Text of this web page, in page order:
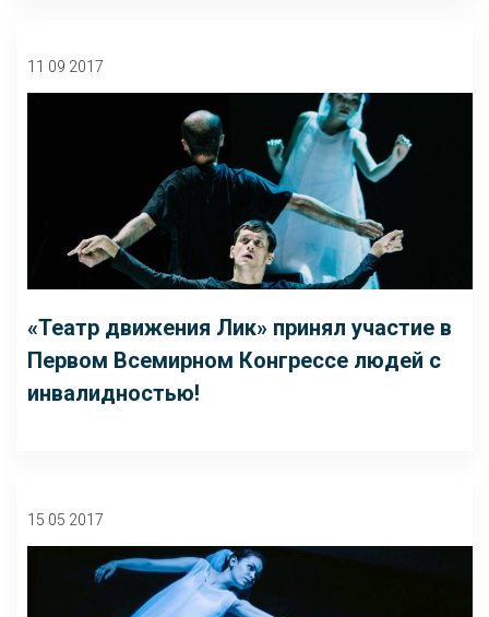
11 09 2017
«Театр движения Лик» принял участие в
Первом Всемирном Конгрессе людей с
инвалидностью!
15 05 2017